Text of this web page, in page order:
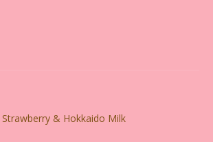
& Hokkaido Milk